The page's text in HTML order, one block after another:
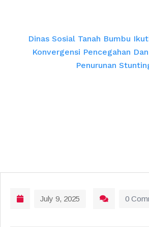
Dinas Sosial Tanah Bumbu
Konvergensi Pencegahan
Penurunan
July 9, 2025 0